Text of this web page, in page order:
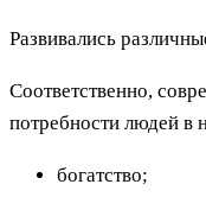
Развивались
Соответственно,
потребности людей в
богатство;